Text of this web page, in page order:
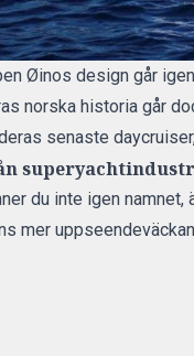
Øinos design går
norska historia går
senaste
du inte igen
mer